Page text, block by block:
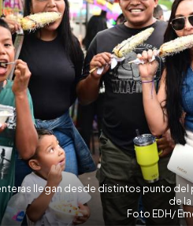
llegan desde distintos punto
de
Foto EDH/